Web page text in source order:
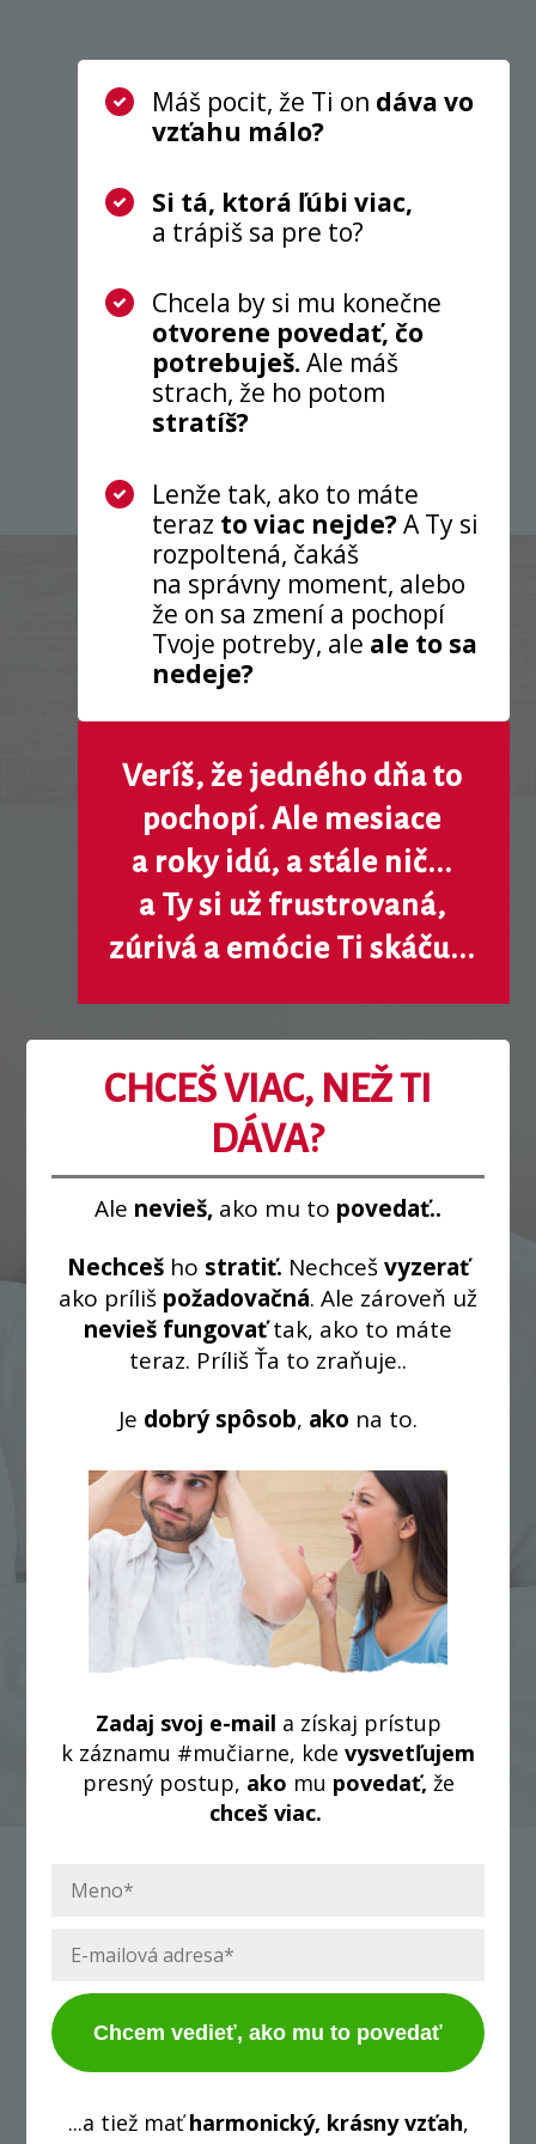
Máš pocit, že Ti on dáva vo
vzťahu málo?
Si tá, ktorá ľúbi viac,
a trápiš sa pre to?
Chcela by si mu konečne
otvorene povedať, čo
potrebuješ.Ale máš
strach, že ho potom
stratíš?
Lenže tak, ako to máte
teraz to viac nejde?A Ty si
rozpoltená, čakáš
na správny moment, alebo
že on sa zmení a pochopí
Tvoje potreby, ale ale to sa
nedeje?
Veríš, že jedného dňa to
pochopí. Ale mesiace
a roky idú, a stále nič...
a Ty si už frustrovaná,
zúrivá a emócie Ti skáču...
CHCEŠ VIAC, NEŽ TI
DÁVA?
Ale nevieš, ako mu to povedať..
Nechceš ho stratiť. Nechcešvyzerať
ako príliš požadovačná. Ale zároveň už
nevieš fungovaťtak, ako to máte
teraz. Príliš Ťa to zraňuje..
Je dobrý spôsob, ako na to.
Zadaj svoj e-mail a získaj prístup
k záznamu #mučiarne, kde vysvetľujem
presný postup, ako mu povedať, že
chceš viac.
Chcem vedieť, ako mu to povedať
...a tiež maťharmonický, krásny vzťah,